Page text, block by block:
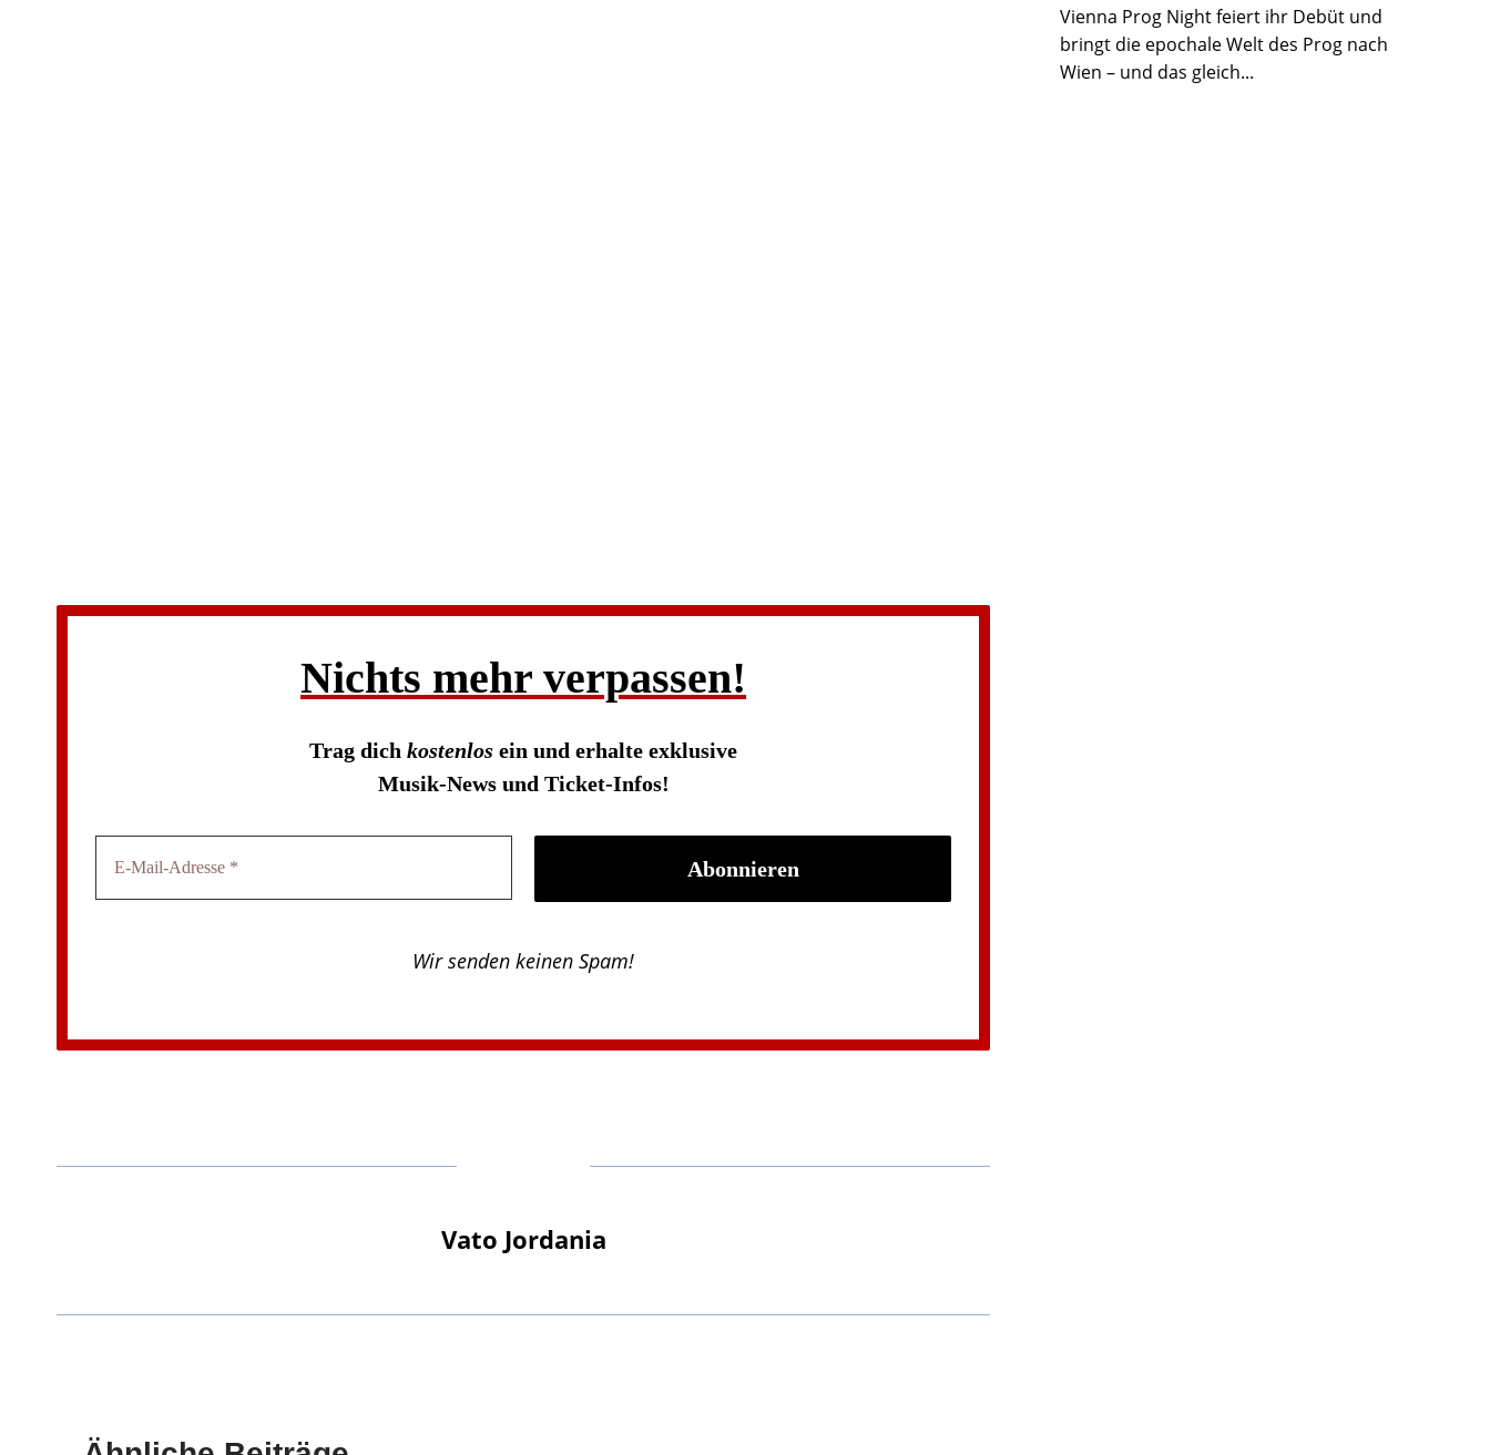
Nichts mehr verpassen!
Trag dichkostenlosein und erhalte exklusive
Musik-News und Ticket-Infos!
Wir senden keinen Spam!
Vato Jordania
Vienna Prog Night feiert ihr Debüt und
bringt die epochale Welt des Prog nach
Wien – und das gleich...